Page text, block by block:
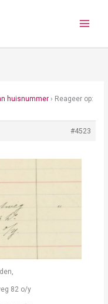
huisnummer › Reageer op:
#4523
82 o/y